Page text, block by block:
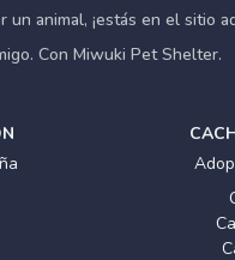
animal, ¡estás en el sitio
Con Miwuki Pet Shelter.